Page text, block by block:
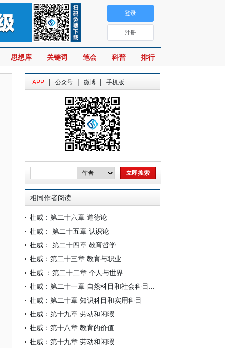
思想库 关键词 笔会 科普 排行
登录
注册
APP | 公众号 | 微博 | 手机版
相同作者阅读
杜威：第二十六章 道德论
杜威： 第二十五章 认识论
杜威： 第二十四章 教育哲学
杜威：第二十三章 教育与职业
杜威 ：第二十二章 个人与世界
杜威：第二十一章 自然科目和社会科目：自然主义和人文主义
杜威：第二十章 知识科目和实用科目
杜威：第十九章 劳动和闲暇
杜威：第十八章 教育的价值
杜威：第十九章 劳动和闲暇